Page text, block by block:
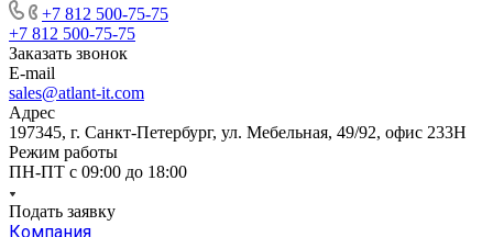
+7 812 500-75-75
+7 812 500-75-75
Заказать звонок
E-mail
sales@atlant-it.com
Адрес
197345, г. Санкт-Петербург, ул. Мебельная, 49/92, офис 233Н
Режим работы
ПН-ПТ с 09:00 до 18:00
Подать заявку
Компания